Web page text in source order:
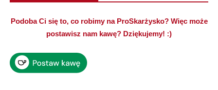
Podoba Ci się to, co robimy na ProSkarżysko? Więc może
postawisz nam kawę? Dziękujemy! :)